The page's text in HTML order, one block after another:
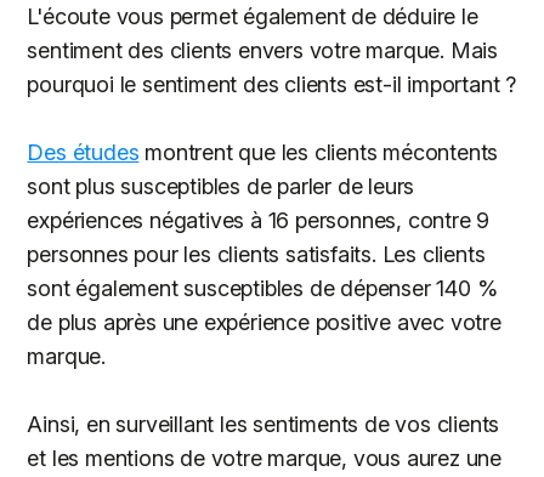
L'écoute vous permet également de déduire le
sentiment des clients envers votre marque. Mais
pourquoi le sentiment des clients est-il important ?
Des études montrent que les clients mécontents
sont plus susceptibles de parler de leurs
expériences négatives à 16 personnes, contre 9
personnes pour les clients satisfaits. Les clients
sont également susceptibles de dépenser 140 %
de plus après une expérience positive avec votre
marque.
Ainsi, en surveillant les sentiments de vos clients
et les mentions de votre marque, vous aurez une